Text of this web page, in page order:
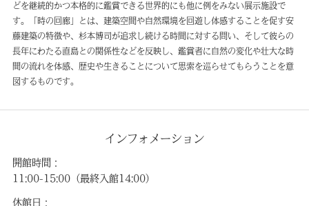
どを継続的かつ本格的に鑑賞できる世界的にも他に例をみない展示施設で
す。「時の回廊」とは、建築空間や自然環境を回遊し体感することを促す安
藤建築の特徴や、杉本博司が追求し続ける時間に対する問い、そして彼らの
長年にわたる直島との関係性などを反映し、鑑賞者に自然の変化や壮大な時
間の流れを体感、歴史や生きることについて思索を巡らせてもらうことを意
図するものです。
インフォメーション
開館時間：
11:00-15:00（最終入館14:00）
休館日：